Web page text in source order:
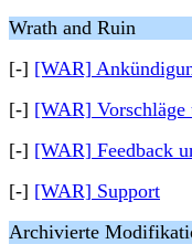
Wrath and Ruin
[-] [WAR]
[-] [WAR] Vorschläge
[-] [WAR] Feedback
[-] [WAR] Support
Archivierte